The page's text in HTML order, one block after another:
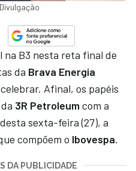
na B3 nesta reta final de
da Brava Energia
Afinal, os papéis
3R Petroleumcom a
sexta-feira (27), a
compõem o Ibovespa.
DA PUBLICIDADE